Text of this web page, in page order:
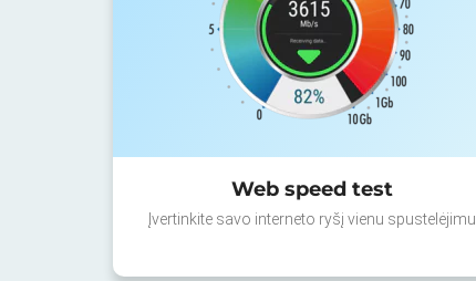
Web speed test
Įvertinkite savo interneto ryšį vienu spustelėjimu